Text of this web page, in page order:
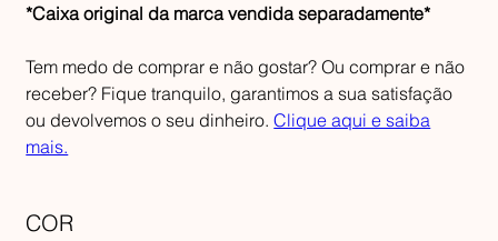
*Caixa original da marca vendida separadamente*
Tem medo de comprar e não gostar? Ou comprar e não
receber? Fique tranquilo, garantimos a sua satisfação
ou devolvemos o seu dinheiro.Clique aqui e saiba
mais.
COR